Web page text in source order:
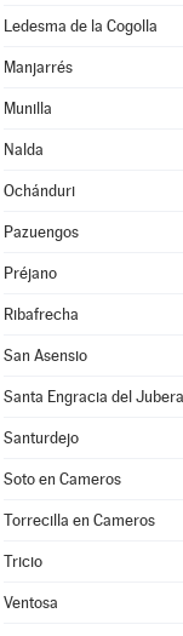
Ledesma de la Cogolla
Manjarrés
Munilla
Nalda
Ochánduri
Pazuengos
Préjano
Ribafrecha
San Asensio
Santa Engracia del Jubera
Santurdejo
Soto en Cameros
Torrecilla en Cameros
Tricio
Ventosa